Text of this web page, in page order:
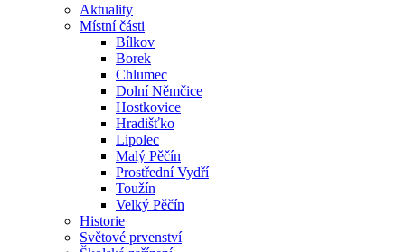
Aktuality
Místní části
Bílkov
Borek
Chlumec
Dolní Němčice
Hostkovice
Hradišťko
Lipolec
Malý Pěčín
Prostřední Vydří
Toužín
Velký Pěčín
Historie
Světové prvenství